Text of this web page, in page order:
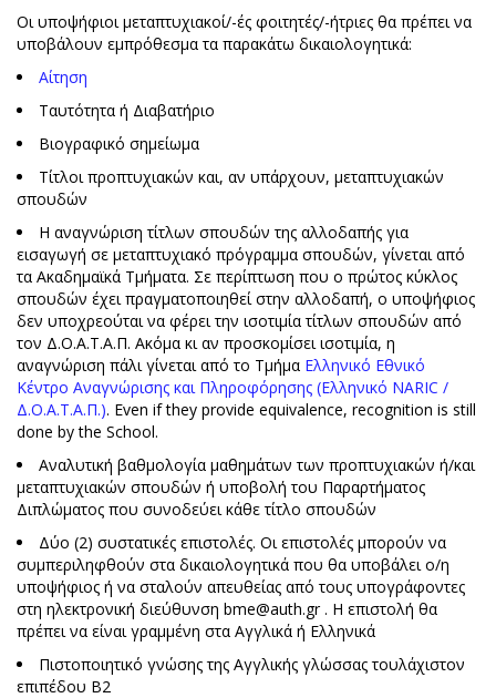
Οι υποψήφιοι μεταπτυχιακοί/-ές φοιτητές/-ήτριες θα πρέπει να
υποβάλουν εμπρόθεσμα τα παρακάτω δικαιολογητικά:
Αίτηση
Ταυτότητα ή Διαβατήριο
Βιογραφικό σημείωμα
Τίτλοι προπτυχιακών και, αν υπάρχουν, μεταπτυχιακών
σπουδών
Η αναγνώριση τίτλων σπουδών της αλλοδαπής για
εισαγωγή σε μεταπτυχιακό πρόγραμμα σπουδών, γίνεται από
τα Ακαδημαϊκά Τμήματα. Σε περίπτωση που ο πρώτος κύκλος
σπουδών έχει πραγματοποιηθεί στην αλλοδαπή, ο υποψήφιος
δεν υποχρεούται να φέρει την ισοτιμία τίτλων σπουδών από
τον Δ.Ο.Α.Τ.Α.Π. Ακόμα κι αν προσκομίσει ισοτιμία, η
αναγνώριση πάλι γίνεται από το Τμήμα Ελληνικό Εθνικό
Κέντρο Αναγνώρισης και Πληροφόρησης (Ελληνικό NARIC /
Δ.Ο.Α.Τ.Α.Π.). Even if they provide equivalence, recognition is still
done by the School.
Αναλυτική βαθμολογία μαθημάτων των προπτυχιακών ή/και
μεταπτυχιακών σπουδών ή υποβολή του Παραρτήματος
Διπλώματος που συνοδεύει κάθε τίτλο σπουδών
Δύο (2) συστατικές επιστολές. Οι επιστολές μπορούν να
συμπεριληφθούν στα δικαιολογητικά που θα υποβάλει ο/η
υποψήφιος ή να σταλούν απευθείας από τους υπογράφοντες
στη ηλεκτρονική διεύθυνση bme@auth.gr. Η επιστολή θα
πρέπει να είναι γραμμένη στα Αγγλικά ή Ελληνικά
Πιστοποιητικό γνώσης της Αγγλικής γλώσσας τουλάχιστον
επιπέδου Β2